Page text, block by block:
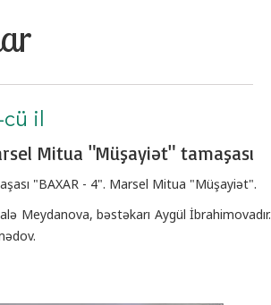
il
Mitua "Müşayiət" tamaşası
"BAXAR - 4". Marsel Mitua "Müşayiət".
Meydanova, bəstəkarı Aygül İbrahimovadır.